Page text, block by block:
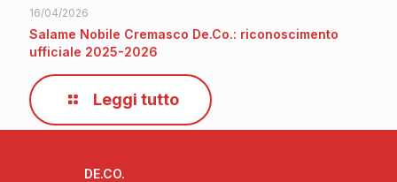
16/04/2026
Salame Nobile Cremasco De.Co.: riconoscimento
ufficiale 2025-2026
Leggi tutto
DE.CO.